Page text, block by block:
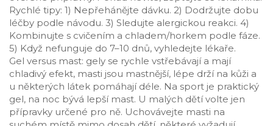
Rychlé tipy: 1) Nepřehánějte dávku. 2) Dodržujte dobu
léčby podle návodu. 3) Sledujte alergickou reakci. 4)
Kombinujte s cvičením a chladem/horkem podle fáze.
5) Když nefunguje do 7–10 dnů, vyhledejte lékaře.
Gel versus mast: gely se rychle vstřebávají a mají
chladivý efekt, masti jsou mastnější, lépe drží na kůži a
u některých látek pomáhají déle. Na sport je praktický
gel, na noc bývá lepší mast. U malých dětí volte jen
přípravky určené pro ně. Uchovávejte masti na